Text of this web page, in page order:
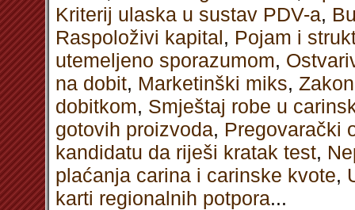
Kriterij ulaska u sustav PDV-a,
Raspoloživi kapital, Pojam i
utemeljeno sporazumom,
na dobit, Marketinški miks,
dobitkom, Smještaj robe u
gotovih proizvoda, Pregovarački
kandidatu da riješi kratak test,
plaćanja carina i carinske kvote,
karti regionalnih potpora...